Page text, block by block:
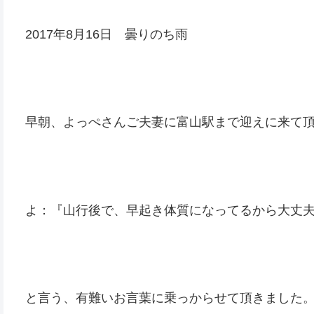
2017年8月16日 曇りのち雨
早朝、よっぺさんご夫妻に富山駅まで迎えに来て
よ：『山行後で、早起き体質になってるから大丈
と言う、有難いお言葉に乗っからせて頂きました